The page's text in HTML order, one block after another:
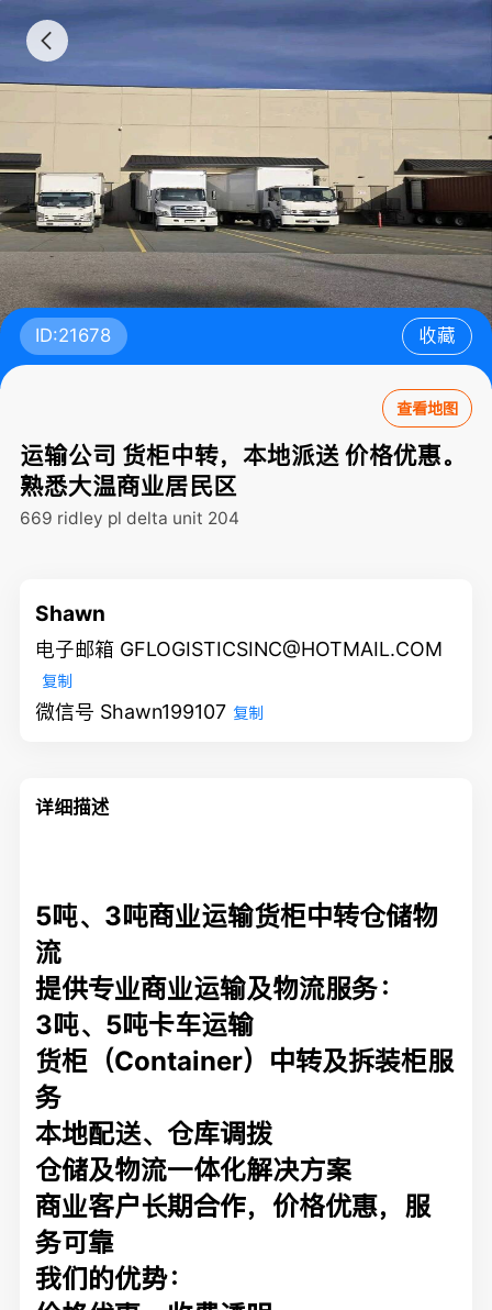
ID:21678 收藏
查看地图
运输公司 货柜中转，本地派送 价格优惠。
熟悉大温商业居民区
669 ridley pl delta unit 204
Shawn
电子邮箱 GFLOGISTICSINC@HOTMAIL.COM
复制
微信号 Shawn199107 复制
详细描述
5吨、3吨商业运输货柜中转仓储物
流
提供专业商业运输及物流服务：
3吨、5吨卡车运输
货柜（Container）中转及拆装柜服
务
本地配送、仓库调拨
仓储及物流一体化解决方案
商业客户长期合作，价格优惠，服
务可靠
我们的优势：